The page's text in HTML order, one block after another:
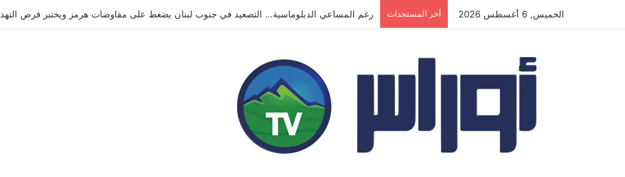
الخميس, 6 أغسطس 2026 أخر المستجدات المسيّرات الأوكرانية تضرب محيط موسكو.. قتلى وجرحى وهجمات متبادلة تُبقي الحرب مفتوحة